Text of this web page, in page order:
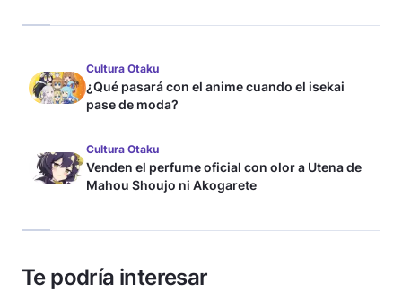
Cultura Otaku
¿Qué pasará con el anime cuando el isekai
pase de moda?
Cultura Otaku
Venden el perfume oficial con olor a Utena de
Mahou Shoujo ni Akogarete
Te podría interesar